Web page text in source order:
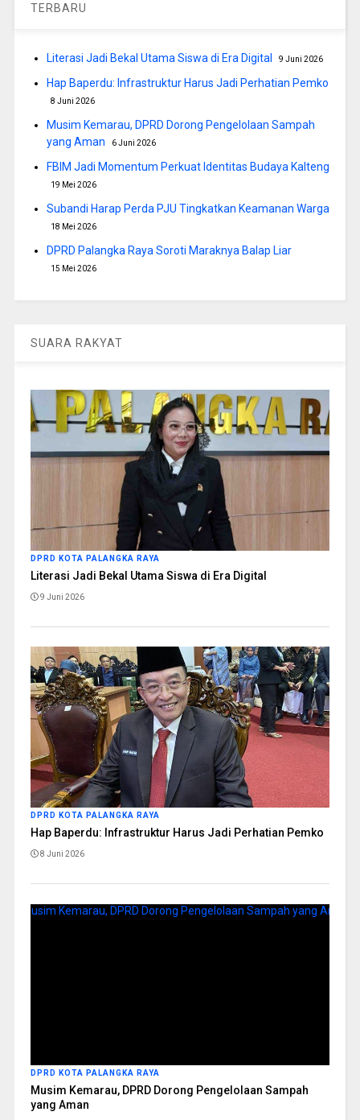
TERBARU
Literasi Jadi Bekal Utama Siswa di Era Digital 9 Juni 2026
Hap Baperdu: Infrastruktur Harus Jadi Perhatian Pemko
8 Juni 2026
Musim Kemarau, DPRD Dorong Pengelolaan Sampah
yang Aman
6 Juni 2026
FBIM Jadi Momentum Perkuat Identitas Budaya Kalteng
19 Mei 2026
Subandi Harap Perda PJU Tingkatkan Keamanan Warga
18 Mei 2026
DPRD Palangka Raya Soroti Maraknya Balap Liar
15 Mei 2026
SUARA RAKYAT
DPRD KOTA PALANGKA RAYA
Literasi Jadi Bekal Utama Siswa di Era Digital
9 Juni 2026
DPRD KOTA PALANGKA RAYA
Hap Baperdu: Infrastruktur Harus Jadi Perhatian Pemko
8 Juni 2026
DPRD KOTA PALANGKA RAYA
Musim Kemarau, DPRD Dorong Pengelolaan Sampah
yang Aman